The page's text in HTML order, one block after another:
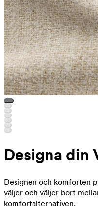
Designa din
Designen och komforten
väljer och väljer bort
komfortalternativen.